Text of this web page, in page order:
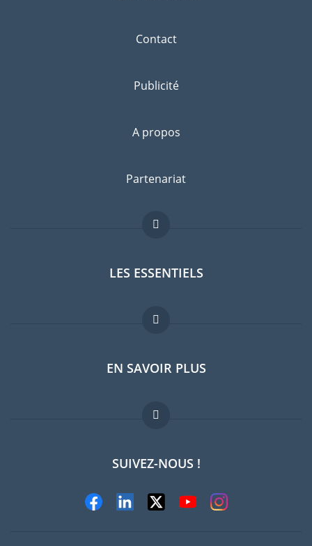
Contact
Publicité
A propos
Partenariat
LES ESSENTIELS
Forum expatriés
Guides pays
Offres d'emploi
EN SAVOIR PLUS
FAQ
Experts
SUIVEZ-NOUS !